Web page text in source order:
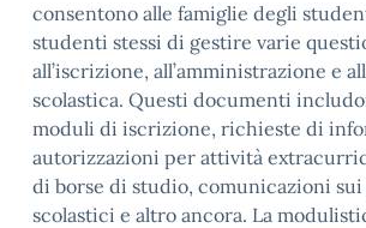
consentono alle famiglie degli
studenti stessi di gestire varie
all’iscrizione, all’amministrazione e
scolastica. Questi documenti
moduli di iscrizione, richieste di
autorizzazioni per attività
di borse di studio, comunicazioni
scolastici e altro ancora. La